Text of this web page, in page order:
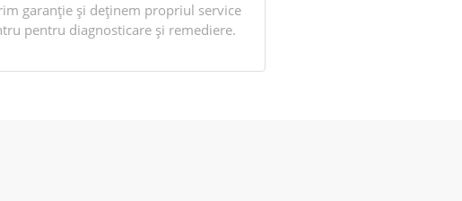
garanție și deținem propriul service
pentru diagnosticare și remediere.